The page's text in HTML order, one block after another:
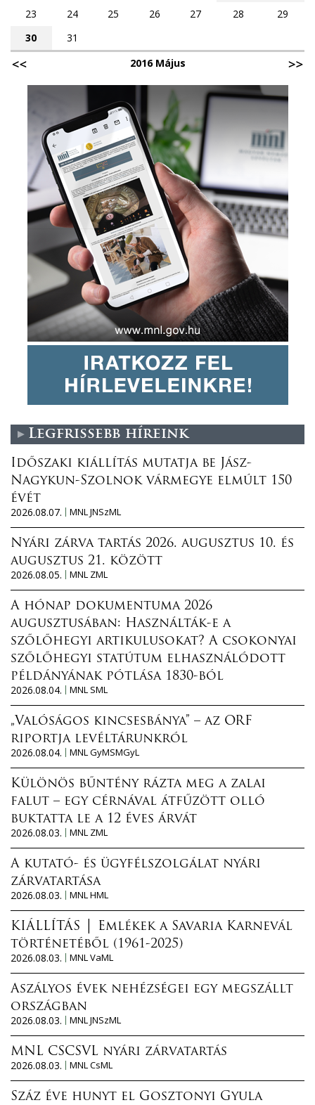
23
24 25 26 27 28
29
30
31
2016 Május
Legfrissebb híreink
Időszaki kiállítás mutatja be Jász-
Nagykun-Szolnok vármegye elmúlt 150
évét
2026.08.07.
MNL JNSzML
Nyári zárva tartás 2026. augusztus 10. és
augusztus 21. között
2026.08.05.
MNL ZML
A hónap dokumentuma 2026
augusztusában: Használták-e a
szőlőhegyi artikulusokat? A csokonyai
szőlőhegyi statútum elhasználódott
példányának pótlása 1830-ból
2026.08.04.
MNL SML
„Valóságos kincsesbánya” – az ORF
riportja levéltárunkról
2026.08.04.
MNL GyMSMGyL
Különös bűntény rázta meg a zalai
falut – egy cérnával átfűzött olló
buktatta le a 12 éves árvát
2026.08.03.
MNL ZML
A kutató- és ügyfélszolgálat nyári
zárvatartása
2026.08.03.
MNL HML
KIÁLLÍTÁS │ Emlékek a Savaria Karnevál
történetéből (1961-2025)
2026.08.03.
MNL VaML
Aszályos évek nehézségei egy megszállt
országban
2026.08.03.
MNL JNSzML
MNL CSCSVL nyári zárvatartás
2026.08.03.
MNL CsML
Száz éve hunyt el Gosztonyi Gyula